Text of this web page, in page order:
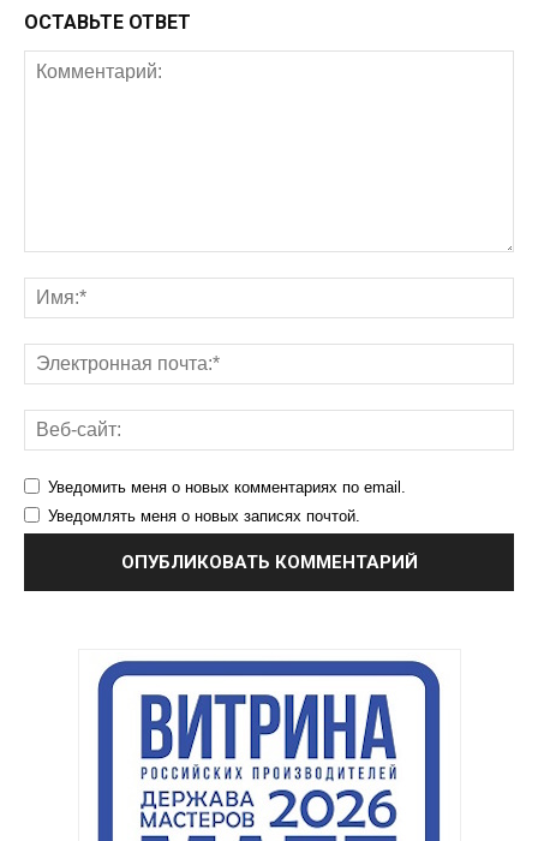
ОСТАВЬТЕ ОТВЕТ
Уведомить меня о новых комментариях по email.
Уведомлять меня о новых записях почтой.